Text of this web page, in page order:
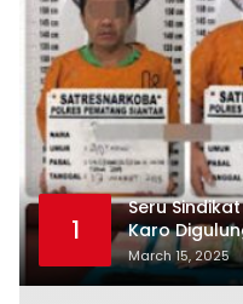
1
Seru
Karo
Saat Kemas
March 15, 2025